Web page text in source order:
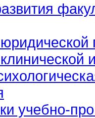
учебно-